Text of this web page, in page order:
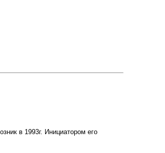
в 1993г. Инициатором его